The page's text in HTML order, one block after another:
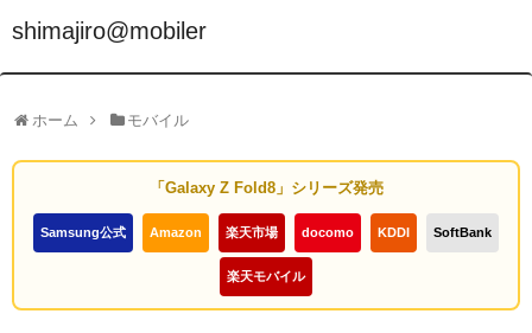
shimajiro@mobiler
ホーム モバイル
「Galaxy Z Fold8」シリーズ発売
Samsung公式 Amazon 楽天市場 docomo KDDI SoftBank
楽天モバイル